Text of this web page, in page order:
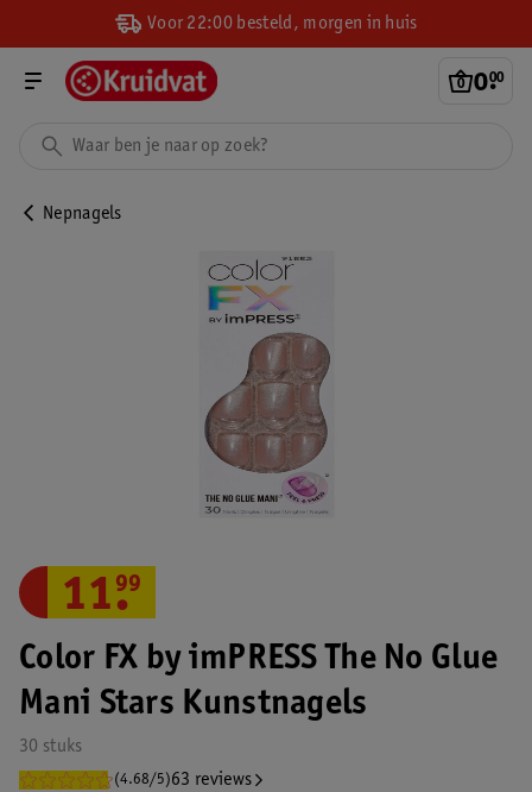
Voor 22:00 besteld, morgen in huis
0.
00
Nepnagels
Color FX by imPRESS The No Glue
Mani Stars Kunstnagels
30 stuks
(4.68/5)63 reviews
11.
99